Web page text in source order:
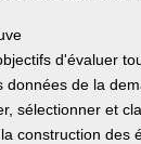
d'évaluer
données de la
sélectionner et
construction des